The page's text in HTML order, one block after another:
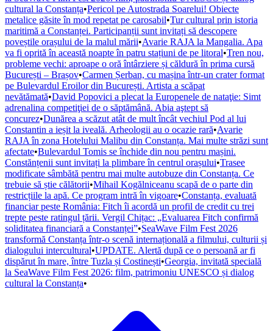
cultural la Constanța•Pericol pe Autostrada Soarelui! Obiecte
metalice găsite în mod repetat pe carosabil•Tur cultural prin istoria
maritimă a Constanței. Participanții sunt invitați să descopere
poveștile orașului de la malul mării•Avarie RAJA la Mangalia. Apa
va fi oprită în această noapte în patru stațiuni de pe litoral•Tren nou,
probleme vechi: aproape o oră întârziere și căldură în prima cursă
București – Brașov•Carmen Șerban, cu mașina într-un crater format
pe Bulevardul Eroilor din București. Artista a scăpat
nevătămată•David Popovici a plecat la Europenele de nataţie: Simt
adrenalina competiţiei de o săptămână. Abia aştept să
concurez•Dunărea a scăzut atât de mult încât vechiul Pod al lui
Constantin a ieșit la iveală. Arheologii au o ocazie rară•Avarie
RAJA în zona Hotelului Malibu din Constanța. Mai multe străzi sunt
afectate•Bulevardul Tomis se închide din nou pentru mașini.
Constănțenii sunt invitați la plimbare în centrul orașului•Trasee
modificate sâmbătă pentru mai multe autobuze din Constanța. Ce
trebuie să știe călătorii•Mihail Kogălniceanu scapă de o parte din
restricțiile la apă. Ce program intră în vigoare•Constanța, evaluată
financiar peste România: Fitch îi acordă un profil de credit cu trei
trepte peste ratingul țării. Vergil Chițac: „Evaluarea Fitch confirmă
soliditatea financiară a Constanței”•SeaWave Film Fest 2026
transformă Constanța într-o scenă internațională a filmului, culturii și
dialogului intercultural•UPDATE. Alertă după ce o persoană ar fi
dispărut în mare, între Tuzla și Costinești•Georgia, invitată specială
la SeaWave Film Fest 2026: film, patrimoniu UNESCO și dialog
cultural la Constanța•